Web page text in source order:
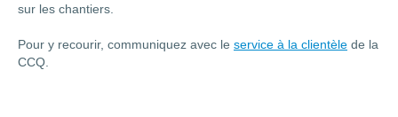
sur les chantiers.
Pour y recourir, communiquez avec le service à la clientèle de la
CCQ.